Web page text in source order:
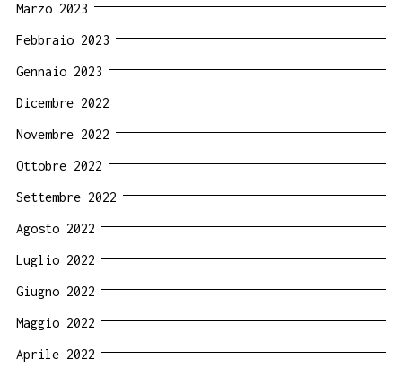
Marzo 2023
Febbraio 2023
Gennaio 2023
Dicembre 2022
Novembre 2022
Ottobre 2022
Settembre 2022
Agosto 2022
Luglio 2022
Giugno 2022
Maggio 2022
Aprile 2022